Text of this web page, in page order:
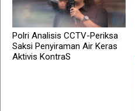
Polri Analisis CCTV-Periksa
Saksi Penyiraman Air Keras
Aktivis KontraS